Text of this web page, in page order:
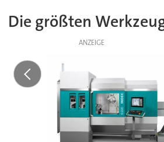
Die größten
ANZEIGE